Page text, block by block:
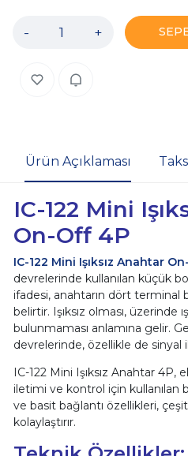
- +
Ürün Açıklaması
IC-122 Mini
On-Off 4P
IC-122 Mini Işıksız Anahtar
devrelerinde kullanılan küçük
ifadesi, anahtarın dört terminal
belirtir. Işıksız olması, üzerinde
bulunmaması anlamına gelir.
devrelerinde, özellikle de sinyal
IC-122 Mini Işıksız Anahtar
iletimi ve kontrol için kullanılan
ve basit bağlantı özellikleri,
kolaylaştırır.